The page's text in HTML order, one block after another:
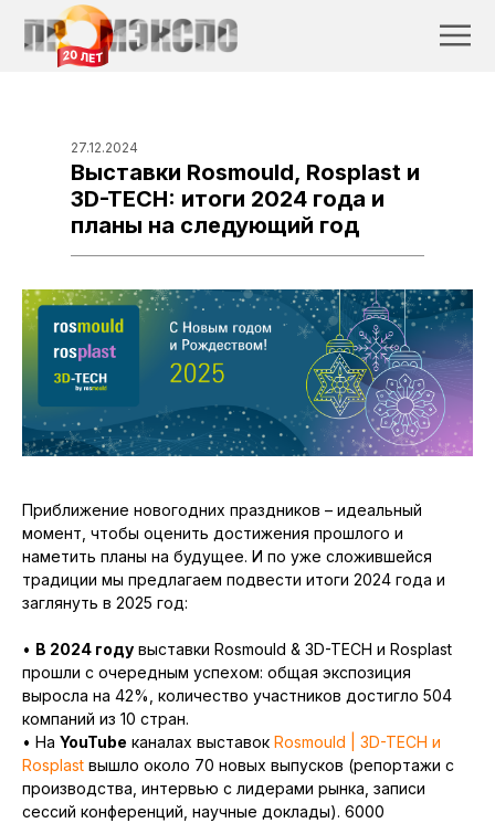
27.12.2024
Выставки Rosmould, Rosplast и
3D-TECH: итоги 2024 года и
планы на следующий год
Приближение новогодних праздников – идеальный
момент, чтобы оценить достижения прошлого и
наметить планы на будущее. И по уже сложившейся
традиции мы предлагаем подвести итоги 2024 года и
заглянуть в 2025 год:
• В 2024 году выставки Rosmould & 3D-TECH и Rosplast
прошли с очередным успехом: общая экспозиция
выросла на 42%, количество участников достигло 504
компаний из 10 стран.
• На YouTube каналах выставок Rosmould | 3D-TECH и
Rosplast вышло около 70 новых выпусков (репортажи с
производства, интервью с лидерами рынка, записи
сессий конференций, научные доклады). 6000